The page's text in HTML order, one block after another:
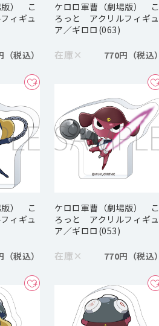
版） こ
ィギュ
ケロロ軍曹（劇場版） こ
ろっと アクリルフィギュ
ア／ギロロ(063)
在庫× 770円
版） こ
ィギュ
ケロロ軍曹（劇場版） こ
ろっと アクリルフィギュ
ア／ギロロ(053)
在庫× 770円